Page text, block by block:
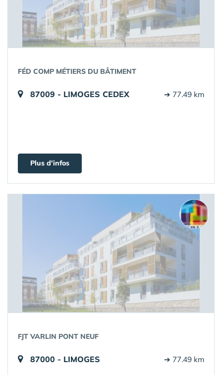
FÉD COMP MÉTIERS DU BÂTIMENT
87009 - LIMOGES CEDEX ➔ 77.49 km
Plus d'infos
FJT VARLIN PONT NEUF
87000 - LIMOGES ➔ 77.49 km